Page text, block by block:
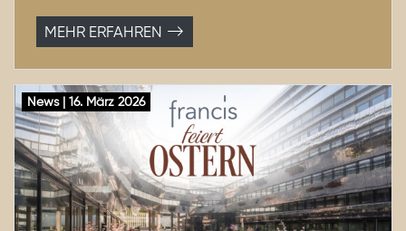
MEHR ERFAHREN
News | 16. März 2026